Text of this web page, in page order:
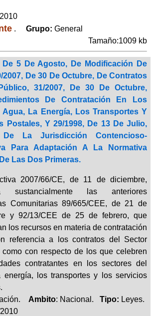
. Grupo: General
Tamaño:1009 kb
De 5 De Agosto, De Modificación De
2007, De 30 De Octubre, De Contratos
31/2007, De 30 De Octubre,
De Contratación En Los
Agua, La Energía, Los Transportes Y
Postales, Y 29/1998, De 13 De Julio,
De La Jurisdicción Contencioso-
Para Adaptación A La Normativa
Las Dos Primeras.
2007/66/CE, de 11 de diciembre,
sustancialmente las anteriores
Comunitarias 89/665/CEE, de 21 de
y 92/13/CEE de 25 de febrero, que
los recursos en materia de contratación
referencia a los contratos del Sector
como con respecto de los que celebren
contratantes en los sectores del
energía, los transportes y los servicios
Ambito: Nacional. Tipo: Leyes.